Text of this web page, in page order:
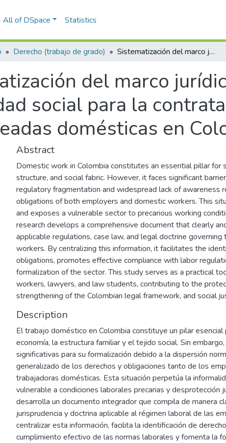
All of DSpace Statistics
Derecho (trabajo de grado) Sistematización del marco jurídico en materia laboral y de seguridad social para la contratación y protección de empleadas domésticas en Colombia
del marco
social para la
domésticas en
Abstract
Domestic work in Colombia constitutes an essential pillar for
structure, and social fabric. However, it faces significant
regulatory fragmentation and widespread lack of awareness
obligations of both employers and domestic workers. This
and exposes a vulnerable sector to precarious working
research develops a comprehensive document that clearly
applicable regulations, case law, and legal doctrine
workers. By centralizing this information, it facilitates the
obligations, promotes effective compliance with labor
formalization of the sector. This study serves as a practical
workers, lawyers, and law students, contributing to the
strengthening of the Colombian legal framework, and social
Description
El trabajo doméstico en Colombia constituye un pilar
economía, la estructura familiar y el tejido social. Sin
significativas para su formalización debido a la dispersión
generalizado de los derechos y obligaciones tanto de los
trabajadoras domésticas. Esta situación perpetúa la
vulnerable a condiciones laborales precarias y desprotección
desarrolla un documento integrador que compila de manera
jurisprudencia y doctrina aplicable al régimen laboral de las
centralizar esta información, facilita la identificación de
cumplimiento efectivo de las normas laborales y fomenta la